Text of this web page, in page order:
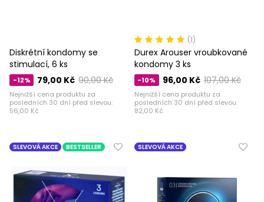
Diskrétní kondomy se
stimulací, 6 ks
-12% 90,00 Kč
79,00 Kč
Nejnižší cena produktu za
posledních 30 dní před slevou:
56,00 Kč
(1)
Durex Arouser vroubkované
kondomy 3 ks
-10% 107,00 Kč
96,00 Kč
Nejnižší cena produktu za
posledních 30 dní před slevou:
82,00 Kč
SLEVOVÁ AKCE BESTSELLER SLEVOVÁ AKCE